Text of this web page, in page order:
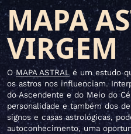
MAPA
VIRGEM
OMAPA ASTRAL é um estudo
os astros nos influenciam.
do Ascendente e do Meio do
personalidade e também dos
signos e casas astrológicas,
autoconhecimento, uma